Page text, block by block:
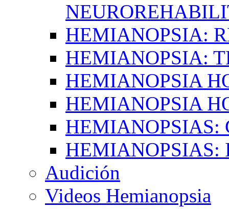
HEMIANOPSIA:
HEMIANOPSIA:
HEMIANOPSIA
HEMIANOPSIA
HEMIANOPSIAS:
HEMIANOPSIAS:
Audición
Videos Hemianopsia